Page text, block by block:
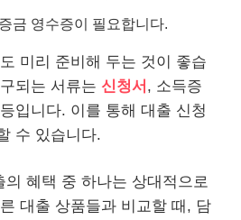
금 영수증이 필요합니다.
미리 준비해 두는 것이 좋습
되는 서류는 신청서 , 소득증
입니다. 이를 통해 대출 신청
수 있습니다.
의 혜택 중 하나는 상대적으로
대출 상품들과 비교할 때, 담